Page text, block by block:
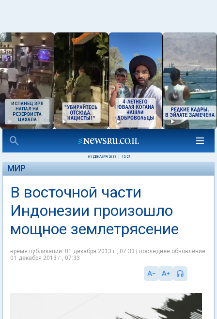
ИСПАНЕЦ ЗРЯ
НАПАЛ НА
РЕЗЕРВИСТА
ЦАХАЛА
01 ДЕКАБРЯ 2013 15:27
МИР
В восточной части
Индонезии произошло
мощное землетрясение
время публикации: 01 декабря 2013 г., 07:33 | последнее обновление:
01 декабря 2013 г., 07:33